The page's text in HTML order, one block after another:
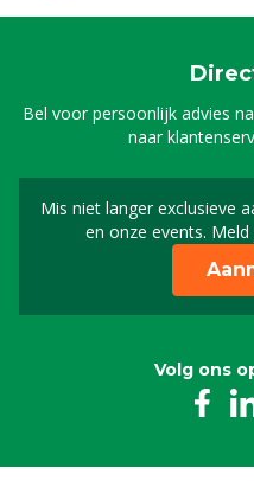
Deksel voor
8806332
8806333
Bel voor persoonlijk advies
naar
Mis niet langer exclusieve
en onze events.
Volg ons